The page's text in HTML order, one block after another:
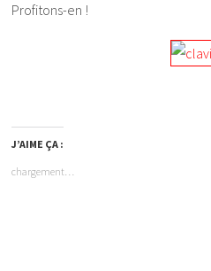
Profitons-en !
J’AIME ÇA :
chargement…